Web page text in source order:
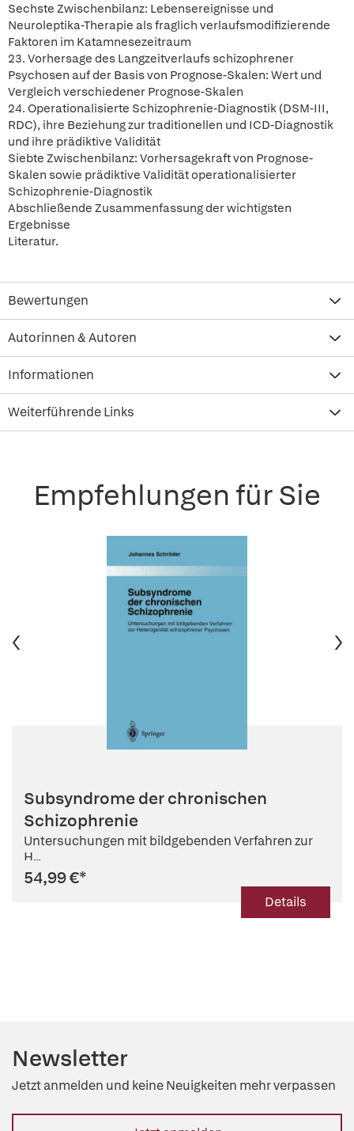
Sechste Zwischenbilanz: Lebensereignisse und
Neuroleptika-Therapie als fraglich verlaufsmodifizierende
Faktoren im Katamnesezeitraum
23. Vorhersage des Langzeitverlaufs schizophrener
Psychosen auf der Basis von Prognose-Skalen: Wert und
Vergleich verschiedener Prognose-Skalen
24. Operationalisierte Schizophrenie-Diagnostik (DSM-III,
RDC), ihre Beziehung zur traditionellen und ICD-Diagnostik
und ihre prädiktive Validität
Siebte Zwischenbilanz: Vorhersagekraft von Prognose-
Skalen sowie prädiktive Validität operationalisierter
Schizophrenie-Diagnostik
Abschließende Zusammenfassung der wichtigsten
Ergebnisse
Literatur.
Bewertungen
Autorinnen & Autoren
Informationen
Weiterführende Links
Empfehlungen für Sie
Subsyndrome der chronischen
Schizophrenie
Untersuchungen mit bildgebenden Verfahren zur
H...
54,99 €*
Details
Newsletter
Jetzt anmelden und keine Neuigkeiten mehr verpassen